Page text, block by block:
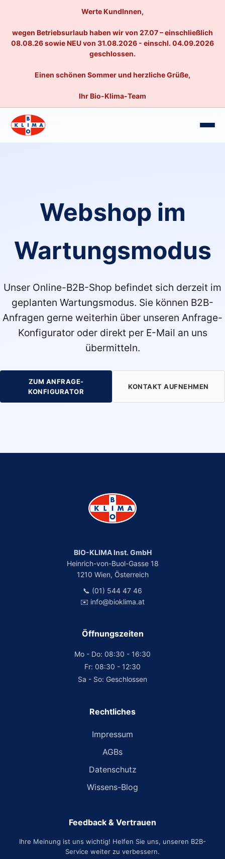
Werte KundInnen,
wegen Betriebsurlaub haben wir von 27.07 – einschließlich
08.08.26 sowie NEU von 31.08.2026 - einschl. 04.09.2026
geschlossen.
Einen schönen Sommer und herzliche Grüße,
Ihr Bio-Klima-Team
Webshop im
Wartungsmodus
Unser Online-B2B-Shop befindet sich derzeit im
geplanten Wartungsmodus. Sie können B2B-
Anfragen gerne weiterhin über unseren Anfrage-
Konfigurator oder direkt per E-Mail an uns
übermitteln.
ZUM ANFRAGE-
KONFIGURATOR
KONTAKT AUFNEHMEN
BIO-KLIMA Inst. GmbH
Heinrich-von-Buol-Gasse 18
1210 Wien, Österreich
📞 (01) 544 47 46
✉️ info@bioklima.at
Öffnungszeiten
Mo - Do: 08:30 - 16:30
Fr: 08:30 - 12:30
Sa - So: Geschlossen
Rechtliches
Impressum
AGBs
Datenschutz
Wissens-Blog
Feedback & Vertrauen
Ihre Meinung ist uns wichtig! Helfen Sie uns, unseren B2B-
Service weiter zu verbessern.